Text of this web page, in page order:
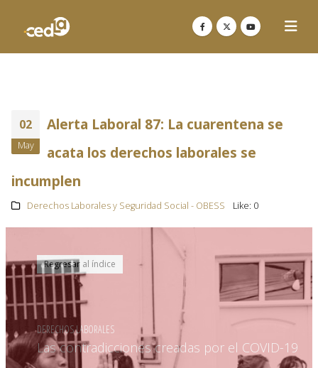
02
May
Alerta Laboral 87: La cuarentena se
acata los derechos laborales se
incumplen
Derechos Laborales y Seguridad Social - OBESS Like: 0
Regresar al índice
DERECHOS LABORALES
Las contradicciones creadas por el COVID-19